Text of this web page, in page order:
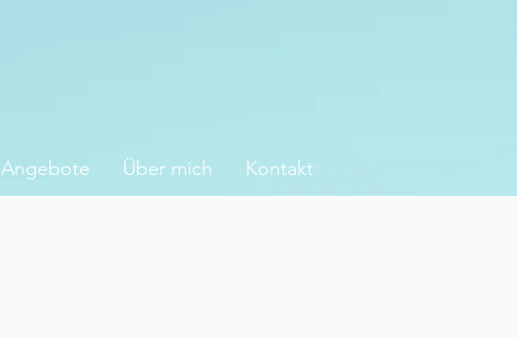
Angebote Über mich Kontakt